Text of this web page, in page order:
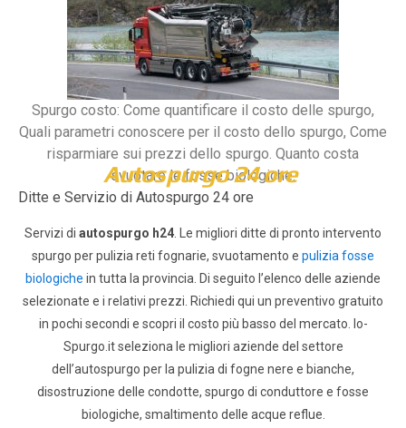
Spurgo costo: Come quantificare il costo delle spurgo,
Quali parametri conoscere per il costo dello spurgo, Come
risparmiare sui prezzi dello spurgo. Quanto costa
svuotare le fosse biologiche.
Autospurgo 24 ore
Ditte e Servizio di Autospurgo 24 ore
Servizi di autospurgo h24 . Le migliori ditte di pronto intervento
spurgo per pulizia reti fognarie, svuotamento e pulizia fosse
biologiche in tutta la provincia. Di seguito l’elenco delle aziende
selezionate e i relativi prezzi. Richiedi qui un preventivo gratuito
in pochi secondi e scopri il costo più basso del mercato.
Io-
Spurgo.it seleziona le migliori aziende del settore
dell’autospurgo per la pulizia di fogne nere e bianche,
disostruzione delle condotte, spurgo di conduttore e fosse
biologiche, smaltimento delle acque reflue.